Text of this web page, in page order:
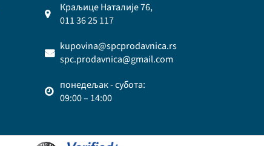
Краљице Наталије 76,
011 36 25 117
kupovina@spcprodavnica.rs
spc.prodavnica@gmail.com
понедељак - субота:
09:00 – 14:00